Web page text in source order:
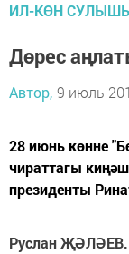
ИЛ-КӨН
Дөрес
Автор, 9 июль
28 июнь көнне
чираттагы
президенты
Руслан ҖӘЛӘЕВ.